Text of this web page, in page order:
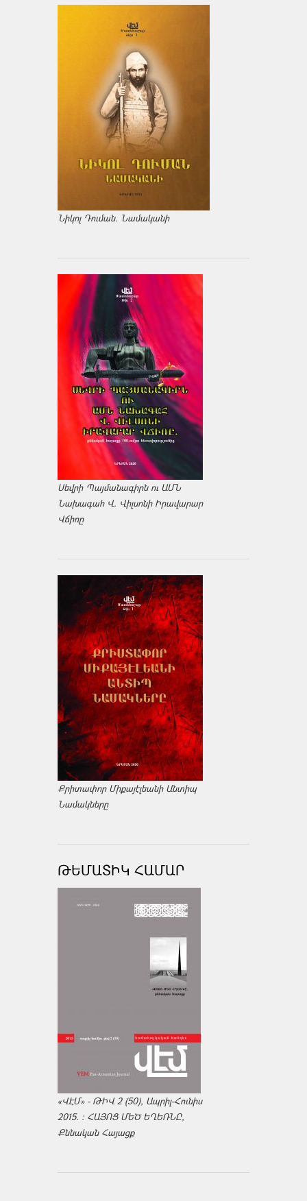
Նիկոլ Դուման. Նամականի
Սեվրի Պայմանագիրն ու ԱՄՆ
Նախագահ Վ. Վիլսոնի Իրավարար
Վճիռը
Քրիտափոր Միքայէլեանի Անտիպ
Նամակները
ԹԵՄԱՏԻԿ ՀԱՄԱՐ
«ՎԷՄ» - ԹԻՎ 2 (50), Ապրիլ-Հունիս
2015. : ՀԱՅՈՑ ՄԵԾ ԵՂԵՌՆԸ,
Քննական Հայացք